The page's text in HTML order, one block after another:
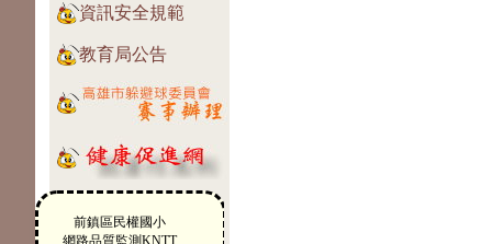
資訊安全規範
教育局公告